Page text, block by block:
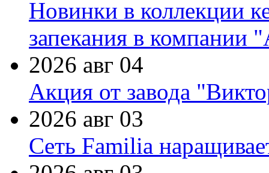
Новинки в коллекции
запекания в компании
2026 авг 04
Акция от завода
2026 авг 03
Сеть Familia